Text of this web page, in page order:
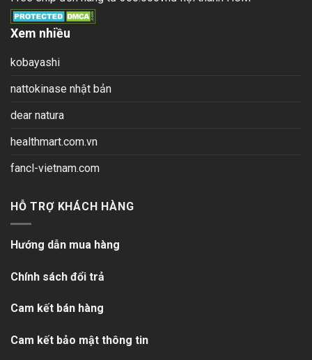
Xem nhiều
kobayashi
nattokinase nhật bản
dear natura
healthmart.com.vn
fancl-vietnam.com
HỖ TRỢ KHÁCH HÀNG
Hướng dẫn mua hàng
Chính sách đổi trả
Cam kết bán hàng
Cam kết bảo mật thông tin